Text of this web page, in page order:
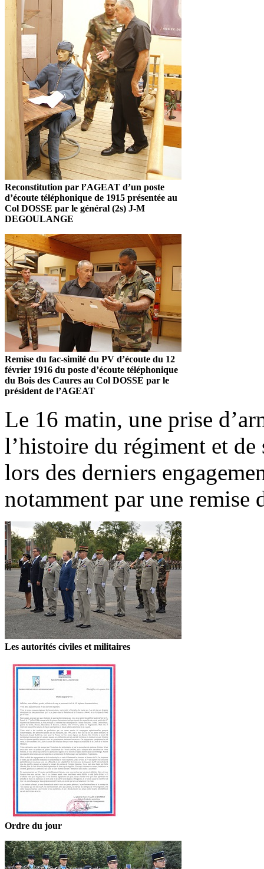
Reconstitution par l’AGEAT d’un poste
d’écoute téléphonique de 1915 présentée au
Col DOSSE par le général (2s) J-M
DEGOULANGE
Remise du fac-similé du PV d’écoute du 12
février 1916 du poste d’écoute téléphonique
du Bois des Caures au Col DOSSE par le
président de l’AGEAT
Le 16 matin, une prise
l’histoire du régiment et
lors des derniers
notamment par une remise
Les autorités civiles et militaires
Ordre du jour